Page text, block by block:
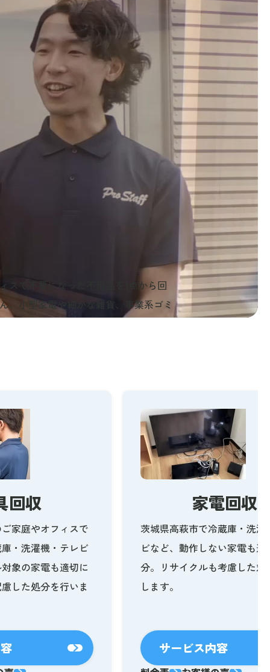
スで不要になった不用品を1点から回
、小型家電や細かな雑貨、事業系ゴミ
回収
家庭やオフィスで
・洗濯機・テレビ
象の家電も適切に
した処分を行いま
家電回収
茨城県高萩市で冷蔵庫・洗濯
ビなど、動作しない家電も適
分。リサイクルも考慮した対
します。
サービス内容